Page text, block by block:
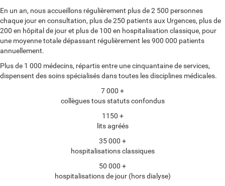
En un an, nous accueillons régulièrement plus de 2 500 personnes
chaque jour en consultation, plus de 250 patients aux Urgences, plus de
200 en hôpital de jour et plus de 100 en hospitalisation classique, pour
une moyenne totale dépassant régulièrement les 900 000 patients
annuellement.
Plus de 1 000 médecins, répartis entre une cinquantaine de services,
dispensent des soins spécialisés dans toutes les disciplines médicales.
7 000 +
collègues tous statuts confondus
1150 +
lits agréés
35 000 +
hospitalisations classiques
50 000 +
hospitalisations de jour (hors dialyse)